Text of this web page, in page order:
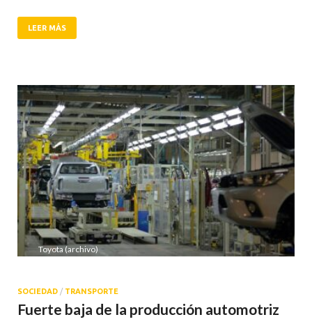
LEER MÁS
Toyota (archivo)
SOCIEDAD / TRANSPORTE
Fuerte baja de la producción automotriz